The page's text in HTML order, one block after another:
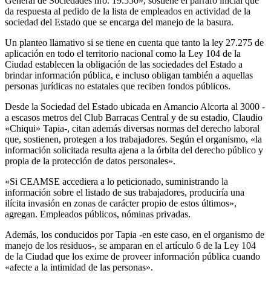
da respuesta al pedido de la lista de empleados en actividad de la
sociedad del Estado que se encarga del manejo de la basura.
Un planteo llamativo si se tiene en cuenta que tanto la ley 27.275 de
aplicación en todo el territorio nacional como la Ley 104 de la
Ciudad establecen la obligación de las sociedades del Estado a
brindar información pública, e incluso obligan también a aquellas
personas jurídicas no estatales que reciben fondos públicos.
Desde la Sociedad del Estado ubicada en Amancio Alcorta al 3000 -
a escasos metros del Club Barracas Central y de su estadio, Claudio
«Chiqui» Tapia-, citan además diversas normas del derecho laboral
que, sostienen, protegen a los trabajadores. Según el organismo, «la
información solicitada resulta ajena a la órbita del derecho público y
propia de la protección de datos personales».
«Si CEAMSE accediera a lo peticionado, suministrando la
información sobre el listado de sus trabajadores, produciría una
ilícita invasión en zonas de carácter propio de estos últimos»,
agregan. Empleados públicos, nóminas privadas.
Además, los conducidos por Tapia -en este caso, en el organismo de
manejo de los residuos-, se amparan en el artículo 6 de la Ley 104
de la Ciudad que los exime de proveer información pública cuando
«afecte a la intimidad de las personas».